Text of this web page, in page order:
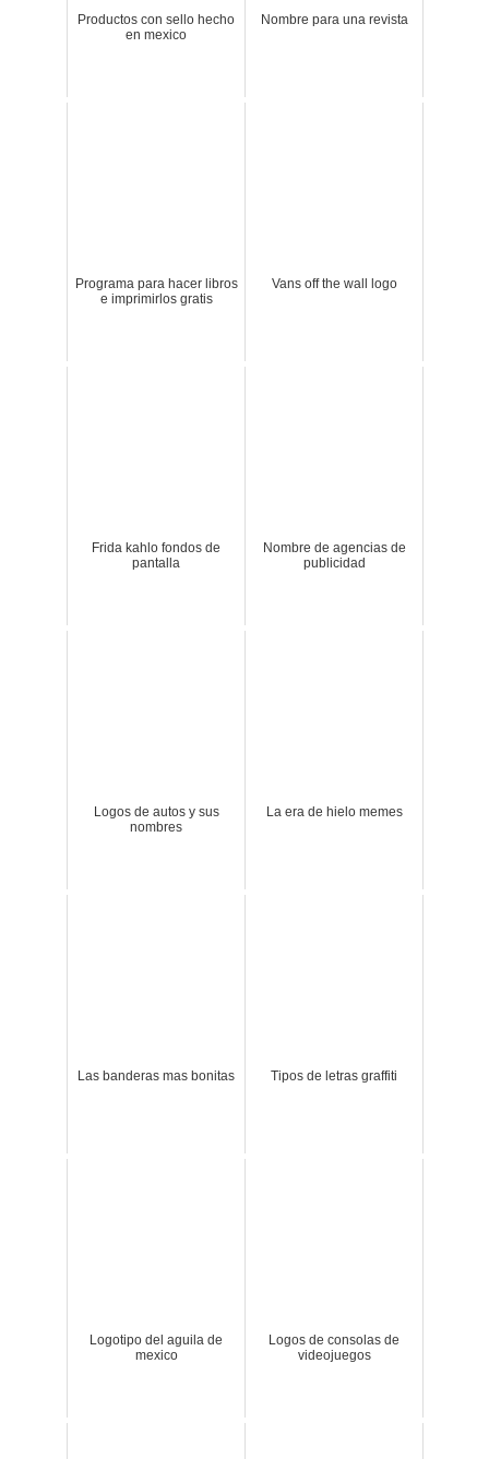
Productos con sello hecho
en mexico
Nombre para una revista
Programa para hacer libros
e imprimirlos gratis
Vans off the wall logo
Frida kahlo fondos de
pantalla
Nombre de agencias de
publicidad
Logos de autos y sus
nombres
La era de hielo memes
Las banderas mas bonitas Tipos de letras graffiti
Logotipo del aguila de
mexico
Logos de consolas de
videojuegos